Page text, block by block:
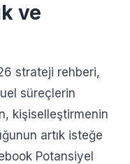
ve
strateji rehberi,
süreçlerin
kişiselleştirmenin
artık isteğe
Potansiyel